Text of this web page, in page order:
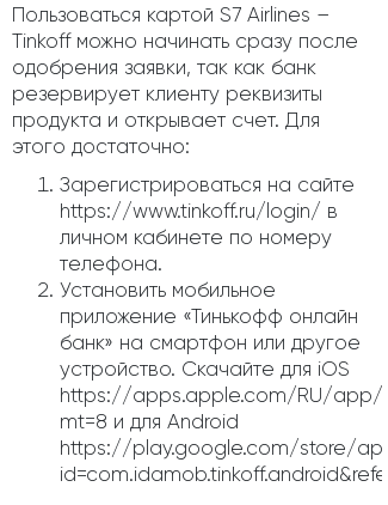
Пользоваться картой S7 Airlines –
Tinkoff можно начинать сразу после
одобрения заявки, так как банк
резервирует клиенту реквизиты
продукта и открывает счет. Для
этого достаточно:
Зарегистрироваться на сайте
https://www.tinkoff.ru/login/ в
личном кабинете по номеру
телефона.
Установить мобильное
приложение «Тинькофф онлайн
банк» на смартфон или другое
устройство. Скачайте для iOS
https://apps.apple.com/RU/app/
mt=8 и для Android
https://play.google.com/store/